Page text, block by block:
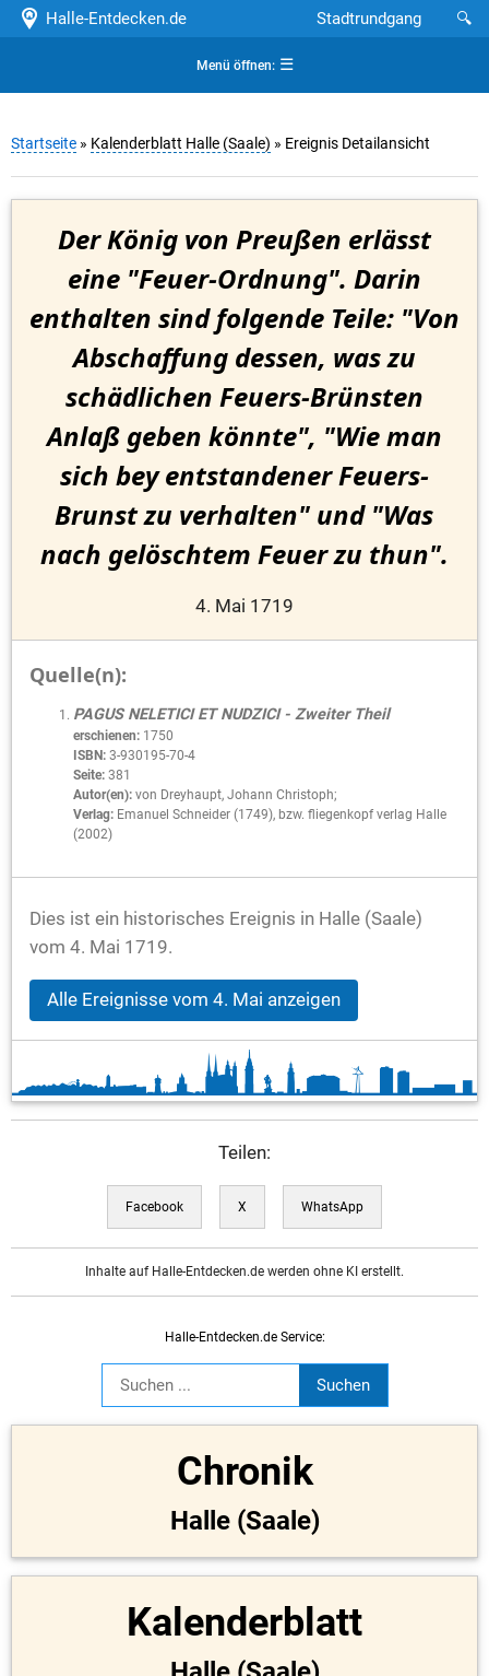
Halle-Entdecken.de 🔍
Stadtrundgang
Menü öffnen:☰
Startseite » Kalenderblatt Halle (Saale) » Ereignis Detailansicht
Der König von Preußen erlässt
eine "Feuer-Ordnung". Darin
enthalten sind folgende Teile: "Von
Abschaffung dessen, was zu
schädlichen Feuers-Brünsten
Anlaß geben könnte", "Wie man
sich bey entstandener Feuers-
Brunst zu verhalten" und "Was
nach gelöschtem Feuer zu thun".
4. Mai 1719
Quelle(n):
PAGUS NELETICI ET NUDZICI - Zweiter Theil
erschienen: 1750
ISBN: 3-930195-70-4
Seite: 381
Autor(en): von Dreyhaupt, Johann Christoph;
Verlag: Emanuel Schneider (1749), bzw. fliegenkopf verlag Halle
(2002)
Dies ist ein historisches Ereignis in Halle (Saale)
vom 4. Mai 1719.
Alle Ereignisse vom 4. Mai anzeigen
Teilen:
Facebook X WhatsApp
Inhalte auf Halle-Entdecken.de werden ohne KI erstellt.
Halle-Entdecken.de Service:
Chronik
Halle (Saale)
Kalenderblatt